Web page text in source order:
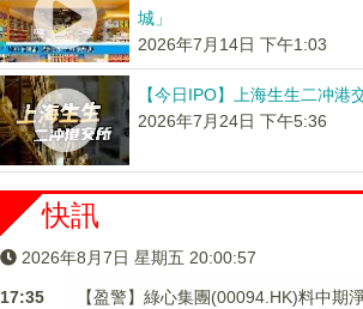
城」
2026年7月14日 下午1:03
【今日IPO】上海生生二冲港
2026年7月24日 下午5:36
快訊
2026年8月7日 星期五 20:00:57
17:35
【盈警】綠心集團(00094.HK)料中期